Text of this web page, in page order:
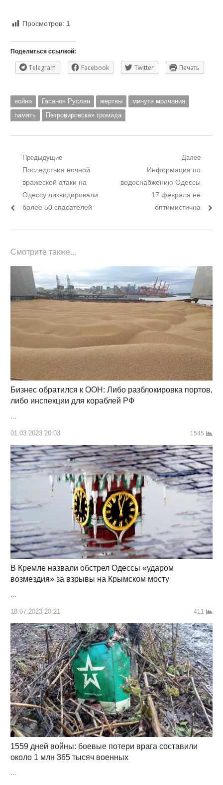
Просмотров: 1
Поделиться ссылкой:
Telegram Facebook Twitter Печать
война Гасанов Руслан жертвы
минута молчания
память
Петровировская громада
Навигация
записям
Предыдущие
Предыдущий
пост:
Последствия ночной
вражеской атаки на
Одессу ликвидировали
более 50 спасателей
Далее
Следующий
пост:
Информация по
водоснабжению Одессы
17 февраля не
оптимистична
Смотрите также...
Бизнес обратился к ООН: Либо разблокировка портов,
либо инспекции для кораблей РФ
01.03.2023 20:03 1545
В Кремле назвали обстрел Одессы «ударом
возмездия» за взрывы на Крымском мосту
18.07.2023 20:21 411
1559 дней войны: боевые потери врага составили
около 1 млн 365 тысяч военных